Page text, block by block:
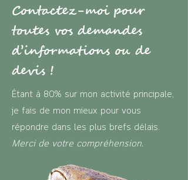
Contactez-moi pour
toutes vos demandes
d’informations ou de
devis !
Étant à 80% sur mon activité principale,
je fais de mon mieux pour vous
répondre dans les plus brefs délais.
Merci de votre compréhension.